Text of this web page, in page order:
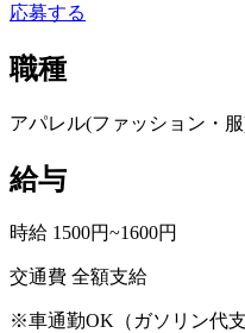
応募する
職種
アパレル(ファッション・
給与
時給 1500円~1600円
交通費 全額支給
※車通勤OK（ガソリン代支